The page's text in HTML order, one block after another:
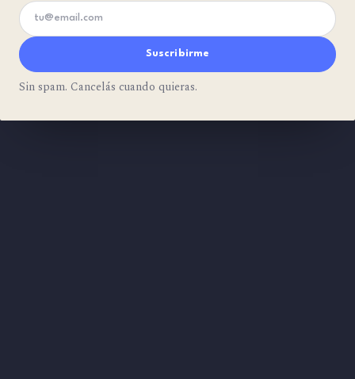
Tu email
Suscribirme
Sin spam. Cancelás cuando quieras.